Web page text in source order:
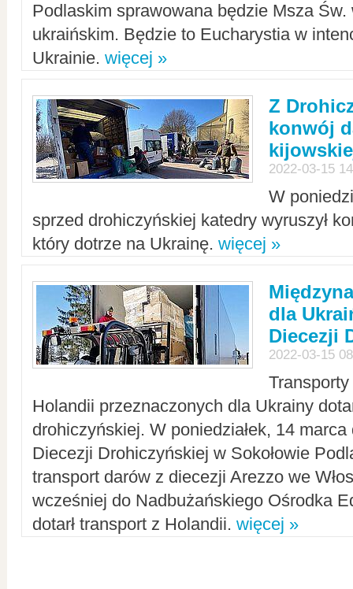
Podlaskim sprawowana będzie Msza Św.
ukraińskim. Będzie to Eucharystia w
Ukrainie. więcej »
Z
konwój
2022-03-15
W
sprzed drohiczyńskiej katedry wyruszył
który dotrze na Ukrainę. więcej »
dla
Diecezji
2022-03-15
Holandii przeznaczonych dla Ukrainy
drohiczyńskiej. W poniedziałek, 14
Diecezji Drohiczyńskiej w Sokołowie
transport darów z diecezji Arezzo we
wcześniej do Nadbużańskiego Ośrodka
dotarł transport z Holandii. więcej »